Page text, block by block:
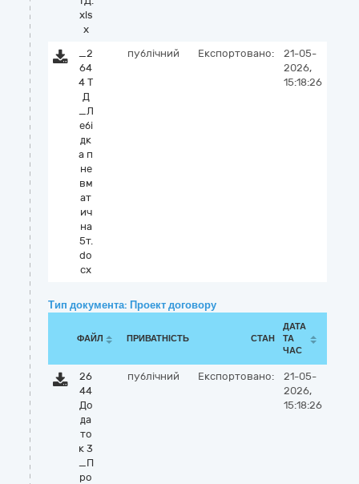
xls
x
_2
64
4 Т
Д
_Л
ебі
дк
а п
не
вм
ат
ич
на
5т.
do
cx
публічний Експортовано:
21-05-
2026,
15:18:26
Тип документа: Проект договору
ФАЙЛ ПРИВАТНІСТЬ СТАН
ДАТА
ТА
ЧАС
26
44
До
да
то
к 3
_П
ро
публічний Експортовано:
21-05-
2026,
15:18:26